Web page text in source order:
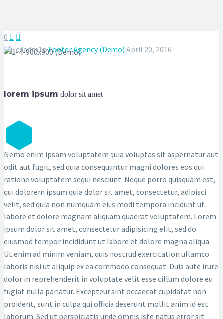
0  
By jcdadm1nFooter Agency (Demo) April 20, 2016
lorem ipsum dolor sit amet
L
Nemo enim ipsam voluptatem quia voluptas sit aspernatur aut
odit aut fugit, sed quia consequuntur magni dolores eos qui
ratione voluptatem sequi nesciunt. Neque porro quisquam est,
qui dolorem ipsum quia dolor sit amet, consectetur, adipisci
velit, sed quia non numquam eius modi tempora incidunt ut
labore et dolore magnam aliquam quaerat voluptatem. Lorem
ipsum dolor sit amet, consectetur adipisicing elit, sed do
eiusmod tempor incididunt ut labore et dolore magna aliqua.
Ut enim ad minim veniam, quis nostrud exercitation ullamco
laboris nisi ut aliquip ex ea commodo consequat. Duis aute irure
dolor in reprehenderit in voluptate velit esse cillum dolore eu
fugiat nulla pariatur. Excepteur sint occaecat cupidatat non
proident, sunt in culpa qui officia deserunt mollit anim id est
laborum. Sed ut perspiciatis unde omnis iste natus error sit